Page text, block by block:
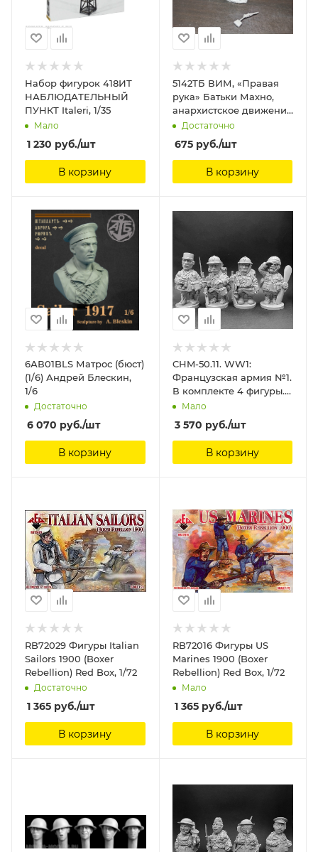
Набор фигурок 418ИТ
НАБЛЮДАТЕЛЬНЫЙ
ПУНКТ Italeri, 1/35
Мало
1 230 руб./шт
В корзину
5142ТБ ВИМ, «Правая
рука» Батьки Махно,
анархистское движение
Три Богатыря, 54 мм
Достаточно
675руб./шт
В корзину
6АВ01BLS Матрос (бюст)
(1/6) Андрей Блескин,
1/6
Достаточно
6 070 руб./шт
В корзину
CHM-50.11. WW1:
Французская армия №1.
В комплекте 4 фигуры.
Материал - смола.
Chronos Miniatures, 50
мм
Мало
3 570 руб./шт
В корзину
RB72029 Фигуры Italian
Sailors 1900 (Boxer
Rebellion) Red Box, 1/72
Достаточно
1 365 руб./шт
В корзину
RB72016 Фигуры US
Marines 1900 (Boxer
Rebellion) Red Box, 1/72
Мало
1 365руб./шт
В корзину